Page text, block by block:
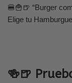
🍔🍟🍺 “Burger
Elige tu
🍻🍺